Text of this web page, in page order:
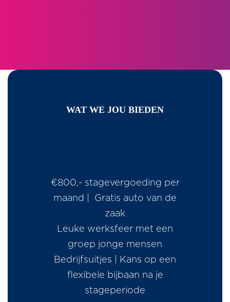
WAT WE JOU BIEDEN
€800,- stagevergoeding per
maand | Gratis auto van de
zaak
Leuke werksfeer met een
groep jonge mensen
Bedrijfsuitjes | Kans op een
flexibele bijbaan na je
stageperiode